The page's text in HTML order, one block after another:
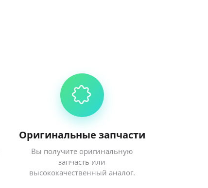
Оригинальные запчасти
Вы получите оригинальную
запчасть или
высококачественный аналог.